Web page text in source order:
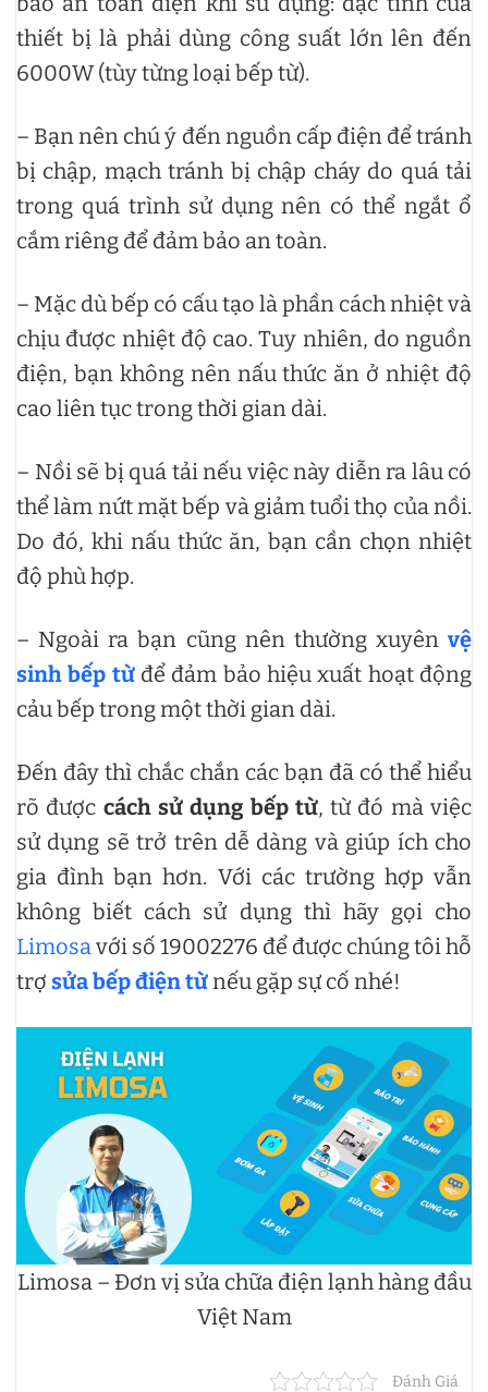
thiết bị là phải dùng công suất lớn lên đến
6000W (tùy từng loại bếp từ).
– Bạn nên chú ý đến nguồn cấp điện để tránh
bị chập, mạch tránh bị chập cháy do quá tải
trong quá trình sử dụng nên có thể ngắt ổ
cắm riêng để đảm bảo an toàn.
– Mặc dù bếp có cấu tạo là phần cách nhiệt và
chịu được nhiệt độ cao. Tuy nhiên, do nguồn
điện, bạn không nên nấu thức ăn ở nhiệt độ
cao liên tục trong thời gian dài.
– Nồi sẽ bị quá tải nếu việc này diễn ra lâu có
thể làm nứt mặt bếp và giảm tuổi thọ của nồi.
Do đó, khi nấu thức ăn, bạn cần chọn nhiệt
độ phù hợp.
– Ngoài ra bạn cũng nên thường xuyên vệ
sinh bếp từđể đảm bảo hiệu xuất hoạt động
cảu bếp trong một thời gian dài.
Đến đây thì chắc chắn các bạn đã có thể hiểu
rõ được cách sử dụng bếp từ, từ đó mà việc
sử dụng sẽ trở trên dễ dàng và giúp ích cho
gia đình bạn hơn. Với các trường hợp vẫn
không biết cách sử dụng thì hãy gọi cho
Limosavới số 19002276 để được chúng tôi hỗ
trợ sửa bếp điện từnếu gặp sự cố nhé!
Limosa – Đơn vị sửa chữa điện lạnh hàng đầu
Việt Nam
Đánh Giá